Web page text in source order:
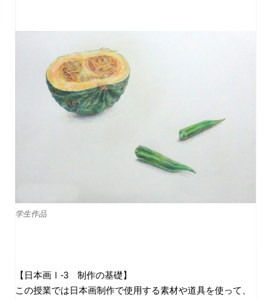
学生作品
【日本画Ⅰ-3 制作の基礎】
この授業では日本画制作で使用する素材や道具を使って、